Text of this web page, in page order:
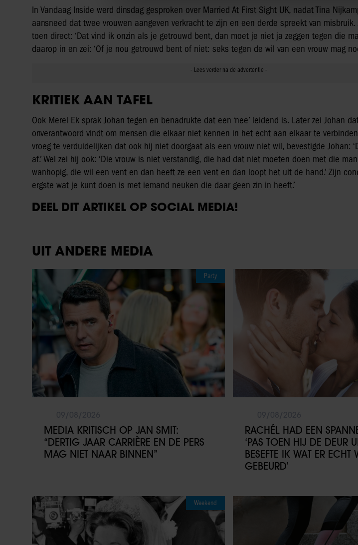
websiteverkeer te analyseren. Ook delen we informatie over uw
media, adverteren en analyse. Deze partners kunnen deze
verstrekt of die ze hebben verzameld op basis van uw gebruik
onze website blijft gebruiken.
In Vandaag Inside werd dinsdag gesproken over Married At First Sight UK, nadat Tina
aansneed dat twee vrouwen aangeven verkracht te zijn en een derde spreekt van misbruik.
toen direct: ‘Dat vind ik onzin als je getrouwd bent, dan moet je niet ja zeggen tegen die
daarop in en zei: ‘Of je nou getrouwd bent of niet: seks tegen de wil van een vrouw mag
KRITIEK AAN TAFEL
Ook Merel Ek sprak Johan tegen en benadrukte dat een ‘nee’ leidend is. Later zei Johan
onverantwoord vindt om mensen die elkaar niet kennen in het echt aan elkaar te
vroeg te verduidelijken dat ook hij niet doorgaat als een vrouw niet wil, bevestigde Johan:
af.’ Wel zei hij ook: ‘Die vrouw is niet verstandig, die had dat niet moeten doen met die
wanhopig, die wil een vent en dan heeft ze een vent en dan loopt het uit de hand.’ Zijn
ergste wat je kunt doen is met iemand neuken die daar geen zin in heeft.’
DEEL DIT ARTIKEL OP SOCIAL MEDIA!
UIT ANDERE MEDIA
Party
MEDIA KRITISCH OP JAN SMIT:
“DERTIG JAAR CARRIÈRE EN DE PERS
MAG NIET NAAR BINNEN”
RACHÉL HAD EEN
‘PAS TOEN HIJ DE DEUR
BESEFTE IK WAT ER ECHT
GEBEURD’
Weekend